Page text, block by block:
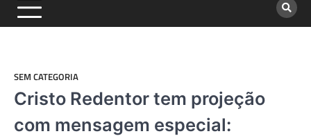
SEM CATEGORIA
Cristo Redentor tem projeção
com mensagem especial: